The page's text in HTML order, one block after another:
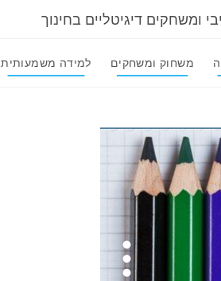
ומשחקים דיגיטליים בחינוך
משחוק ומשחקים למידה משמעותית